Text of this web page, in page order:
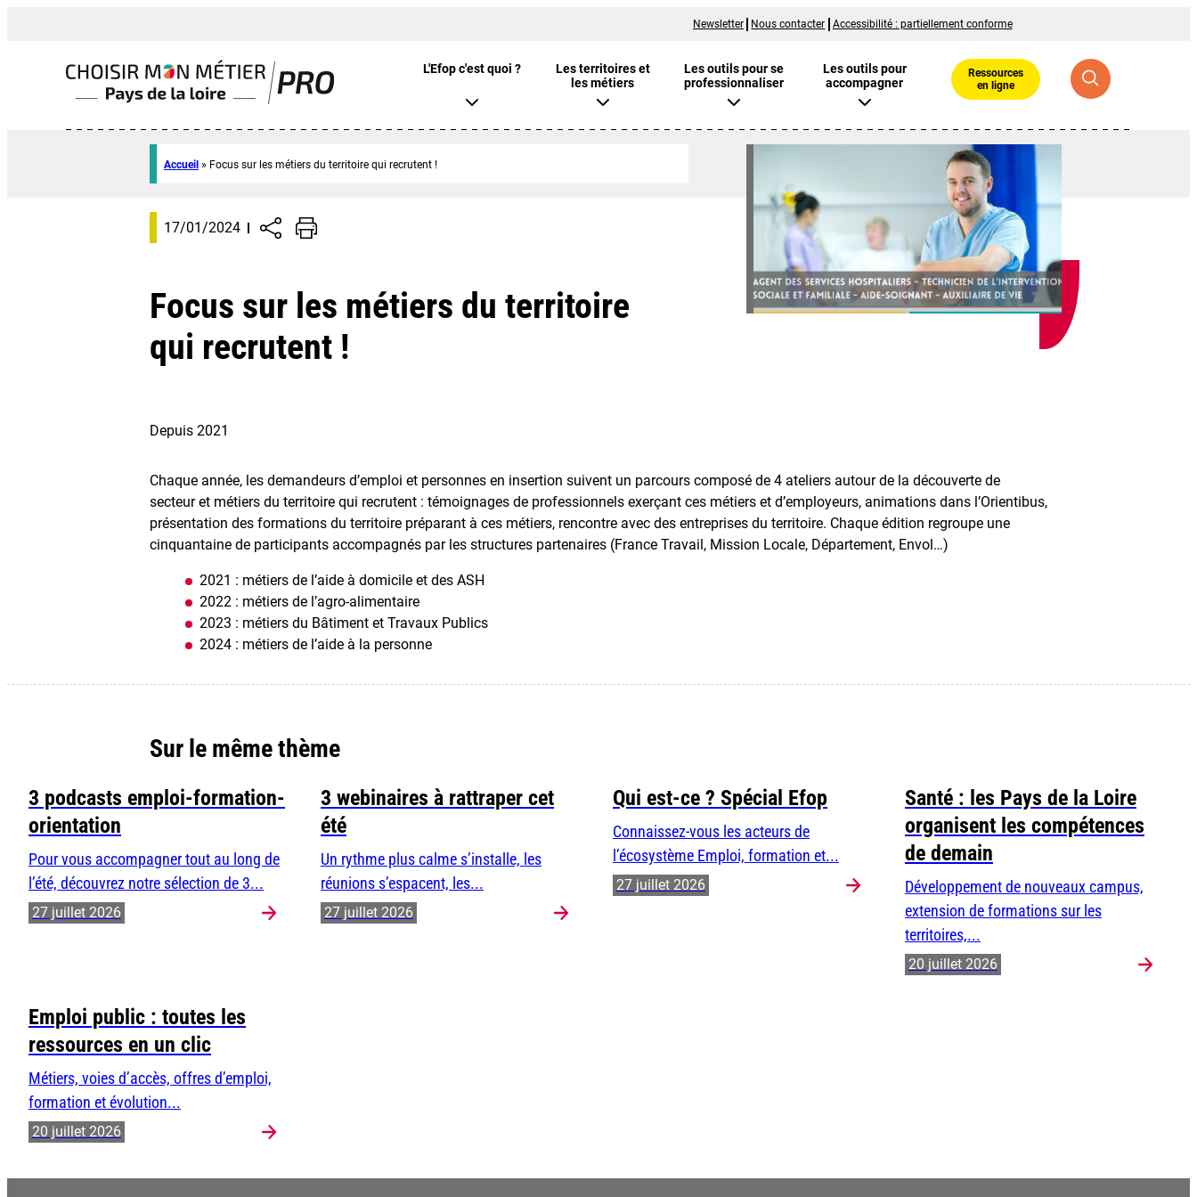
Newsletter Nous contacter Accessibilité : partiellement conforme
L'Efop c'est quoi ?
Les territoires et
les métiers
Les outils pour se
professionnaliser
Les outils pour
accompagner
Ressources
en ligne
Accueil » Focus sur les métiers du territoire qui recrutent !
17/01/2024
Focus sur les métiers du territoire
qui recrutent !
Depuis 2021
Chaque année, les demandeurs d’emploi et personnes en insertion suivent un parcours composé de 4 ateliers autour de la découverte de
secteur et métiers du territoire qui recrutent : témoignages de professionnels exerçant ces métiers et d’employeurs, animations dans l’Orientibus,
présentation des formations du territoire préparant à ces métiers, rencontre avec des entreprises du territoire. Chaque édition regroupe une
cinquantaine de participants accompagnés par les structures partenaires (France Travail, Mission Locale, Département, Envol…)
2021 : métiers de l’aide à domicile et des ASH
2022 : métiers de l’agro-alimentaire
2023 : métiers du Bâtiment et Travaux Publics
2024 : métiers de l’aide à la personne
Sur le même thème
3 podcasts emploi-formation-
orientation
Pour vous accompagner tout au long de
l’été, découvrez notre sélection de 3...
27 juillet 2026
3 webinaires à rattraper cet
été
Un rythme plus calme s’installe, les
réunions s’espacent, les...
27 juillet 2026
Qui est-ce ? Spécial Efop
Connaissez-vous les acteurs de
l’écosystème Emploi, formation et...
27 juillet 2026
Santé : les Pays de la Loire
organisent les compétences
de demain
Développement de nouveaux campus,
extension de formations sur les
territoires,...
20 juillet 2026
Emploi public : toutes les
ressources en un clic
Métiers, voies d’accès, offres d’emploi,
formation et évolution...
20 juillet 2026